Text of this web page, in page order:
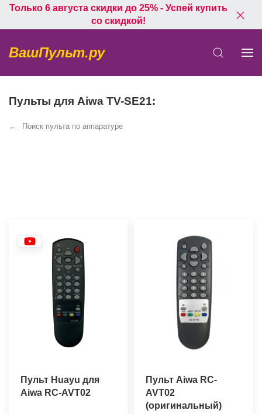
Только 6 августа скидки до 25% - Успей купить
со скидкой!
ВашПульт.ру
Пульты для Aiwa TV-SE21:
Поиск пульта по аппаратуре
Пульт Huayu для
Aiwa RC-AVT02
Пульт Aiwa RC-
AVT02
(оригинальный)